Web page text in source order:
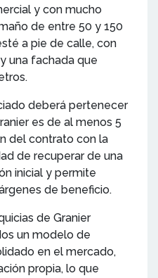
y con mucho
de entre 50 y 150
a pie de calle, con
una fachada que
deberá pertenecer
es de al menos 5
del contrato con la
de recuperar de una
inicial y permite
de beneficio.
de Granier
un modelo de
en el mercado,
propia, lo que